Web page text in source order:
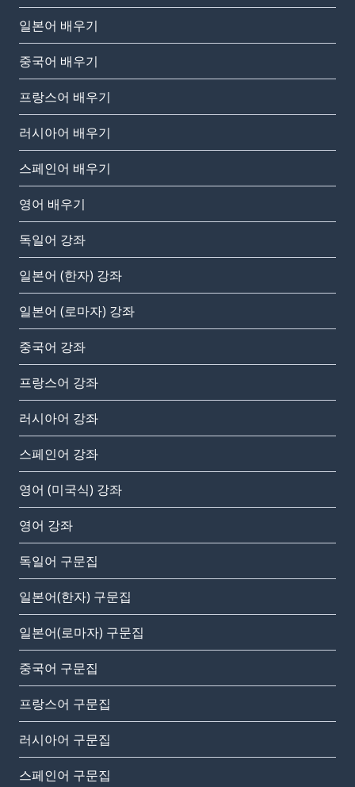
일본어 배우기
중국어 배우기
프랑스어 배우기
러시아어 배우기
스페인어 배우기
영어 배우기
독일어 강좌
일본어 (한자) 강좌
일본어 (로마자) 강좌
중국어 강좌
프랑스어 강좌
러시아어 강좌
스페인어 강좌
영어 (미국식) 강좌
영어 강좌
독일어 구문집
일본어(한자) 구문집
일본어(로마자) 구문집
중국어 구문집
프랑스어 구문집
러시아어 구문집
스페인어 구문집